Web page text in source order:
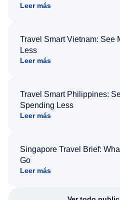
Leer más
Travel Smart Vietnam: See
Less
Leer más
Travel Smart Philippines:
Spending Less
Leer más
Singapore Travel Brief:
Go
Leer más